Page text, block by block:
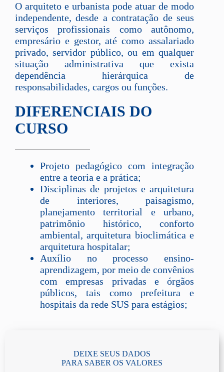
O arquiteto e urbanista pode atuar de modo
independente, desde a contratação de seus
serviços profissionais como autônomo,
empresário e gestor, até como assalariado
privado, servidor público, ou em qualquer
situação administrativa que exista
dependência hierárquica de
responsabilidades, cargos ou funções.
DIFERENCIAIS DO
CURSO
Projeto pedagógico com integração
entre a teoria e a prática;
Disciplinas de projetos e arquitetura
de interiores, paisagismo,
planejamento territorial e urbano,
patrimônio histórico, conforto
ambiental, arquitetura bioclimática e
arquitetura hospitalar;
Auxílio no processo ensino-
aprendizagem, por meio de convênios
com empresas privadas e órgãos
públicos, tais como prefeitura e
hospitais da rede SUS para estágios;
DEIXE SEUS DADOS
PARA SABER OS VALORES